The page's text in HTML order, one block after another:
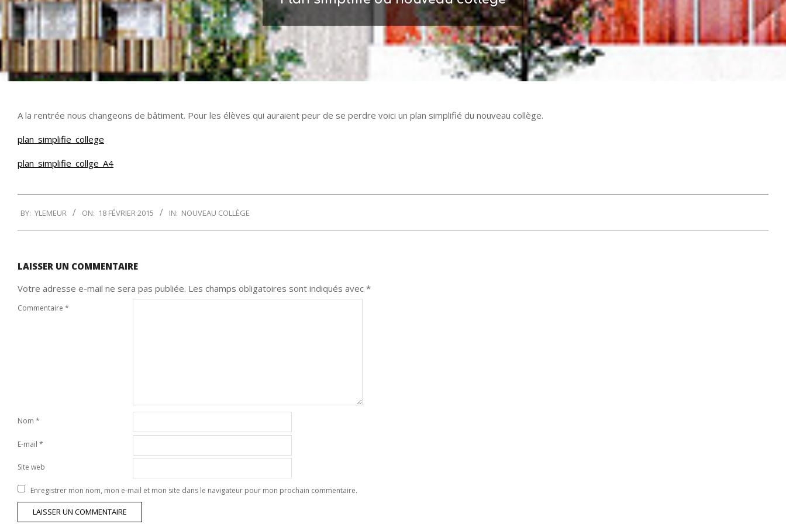
A la rentrée nous changeons de bâtiment. Pour les élèves qui auraient peur de se perdre voici un plan simplifié du nouveau collège.
plan_simplifie_college
plan_simplifie_collge_A4
02-
18
BY: YLEMEUR ON: 18 FÉVRIER 2015 IN: NOUVEAU COLLÈGE
LAISSER UN COMMENTAIRE
Votre adresse e-mail ne sera pas publiée. Les champs obligatoires sont indiqués avec *
Commentaire *
Nom *
E-mail *
Site web
Enregistrer mon nom, mon e-mail et mon site dans le navigateur pour mon prochain commentaire.